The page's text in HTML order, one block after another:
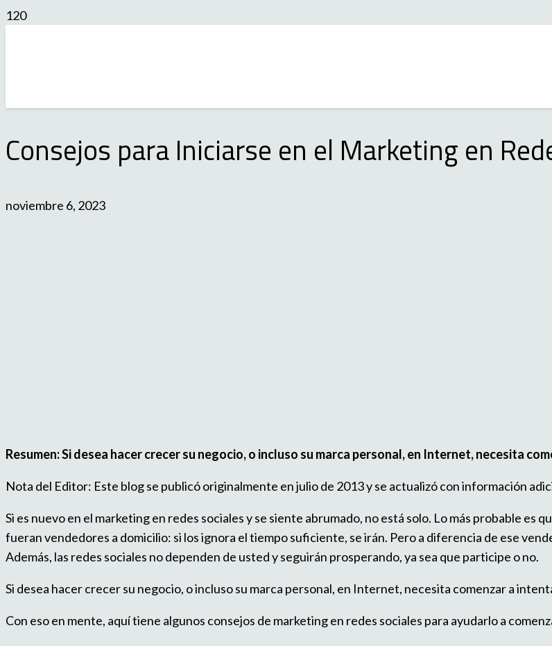
Consejos para Iniciarse en el Marketing en
noviembre 6, 2023
Resumen: Si desea hacer crecer su negocio, o incluso su marca personal, en Internet, necesita
Nota del Editor: Este blog se publicó originalmente en julio de 2013 y se actualizó con información
Si es nuevo en el marketing en redes sociales y se siente abrumado, no está solo. Lo más probable es
fueran vendedores a domicilio: si los ignora el tiempo suficiente, se irán. Pero a diferencia de ese
Además, las redes sociales no dependen de usted y seguirán prosperando, ya sea que participe o no.
Si desea hacer crecer su negocio, o incluso su marca personal, en Internet, necesita comenzar a
Con eso en mente, aquí tiene algunos consejos de marketing en redes sociales para ayudarlo a